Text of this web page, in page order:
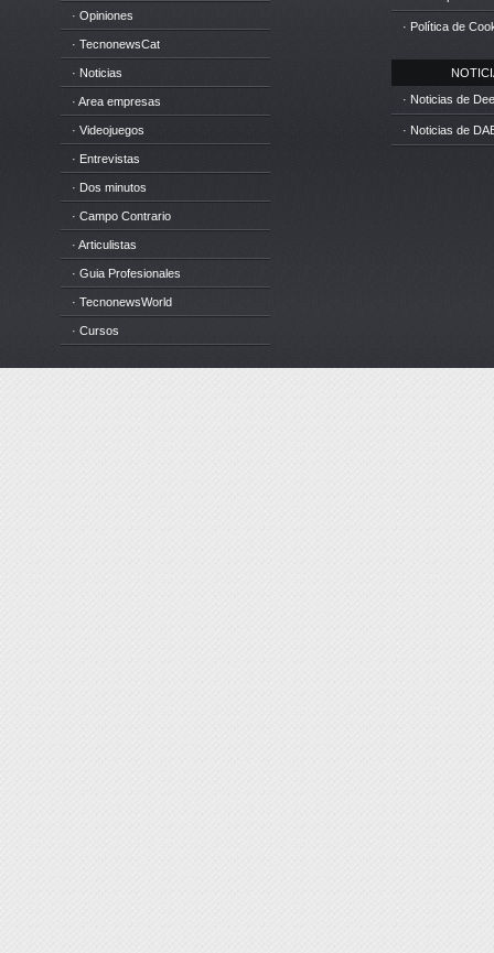
· Opiniones
· TecnonewsCat
· Noticias
· Area empresas
· Videojuegos
· Entrevistas
· Dos minutos
· Campo Contrario
· Articulistas
· Guia Profesionales
· TecnonewsWorld
· Cursos
· Política de
· Noticias de
· Noticias de